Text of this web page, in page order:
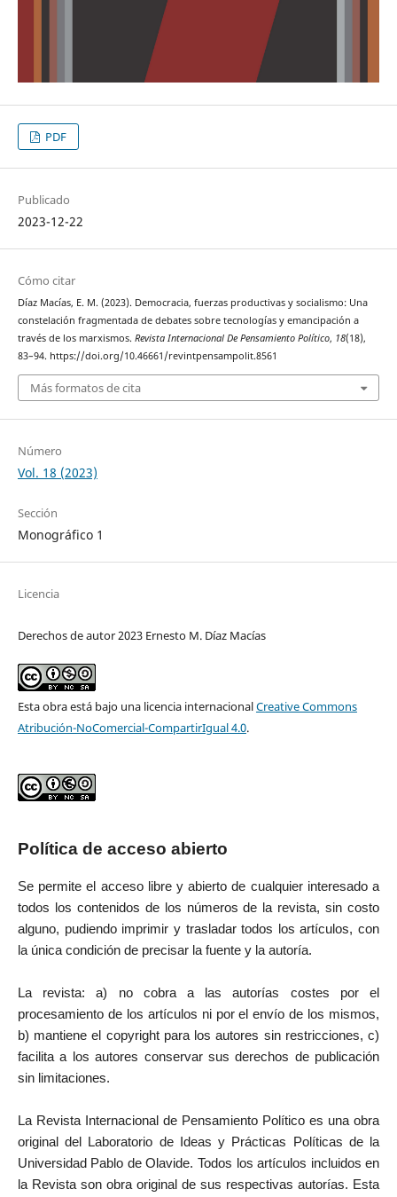
PDF
Publicado
2023-12-22
Cómo citar
Díaz Macías, E. M. (2023). Democracia, fuerzas productivas y socialismo: Una
constelación fragmentada de debates sobre tecnologías y emancipación a
través de los marxismos. Revista Internacional De Pensamiento Político, 18(18),
83–94. https://doi.org/10.46661/revintpensampolit.8561
Más formatos de cita
Número
Vol. 18 (2023)
Sección
Monográfico 1
Licencia
Derechos de autor 2023 Ernesto M. Díaz Macías
Esta obra está bajo una licencia internacionalCreative Commons
Atribución-NoComercial-CompartirIgual 4.0.
Política de acceso abierto
Se permite el acceso libre y abierto de cualquier interesado a
todos los contenidos de los números de la revista, sin costo
alguno, pudiendo imprimir y trasladar todos los artículos, con
la única condición de precisar la fuente y la autoría.
La revista: a) no cobra a las autorías costes por el
procesamiento de los artículos ni por el envío de los mismos,
b) mantiene el copyright para los autores sin restricciones, c)
facilita a los autores conservar sus derechos de publicación
sin limitaciones.
La Revista Internacional de Pensamiento Político es una obra
original del Laboratorio de Ideas y Prácticas Políticas de la
Universidad Pablo de Olavide. Todos los artículos incluidos en
la Revista son obra original de sus respectivas autorías. Esta